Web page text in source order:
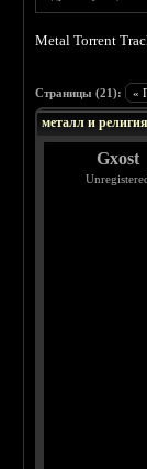
Metal Torrent
Страницы (21): «
металл и
Gxost